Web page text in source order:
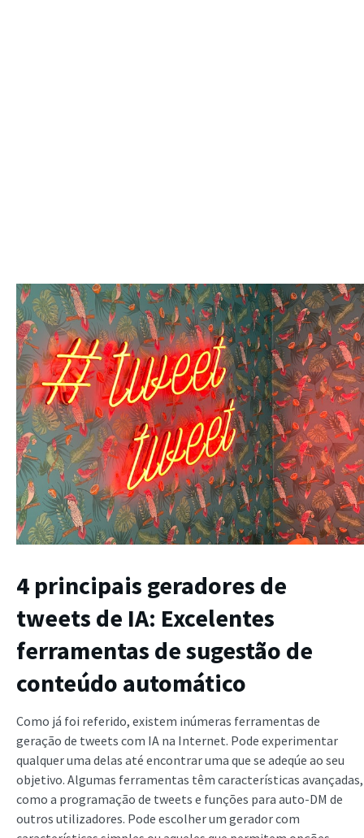
4 principais geradores de
tweets de IA: Excelentes
ferramentas de sugestão de
conteúdo automático
Como já foi referido, existem inúmeras ferramentas de
geração de tweets com IA na Internet. Pode experimentar
qualquer uma delas até encontrar uma que se adeqúe ao seu
objetivo. Algumas ferramentas têm características avançadas,
como a programação de tweets e funções para auto-DM de
outros utilizadores. Pode escolher um gerador com